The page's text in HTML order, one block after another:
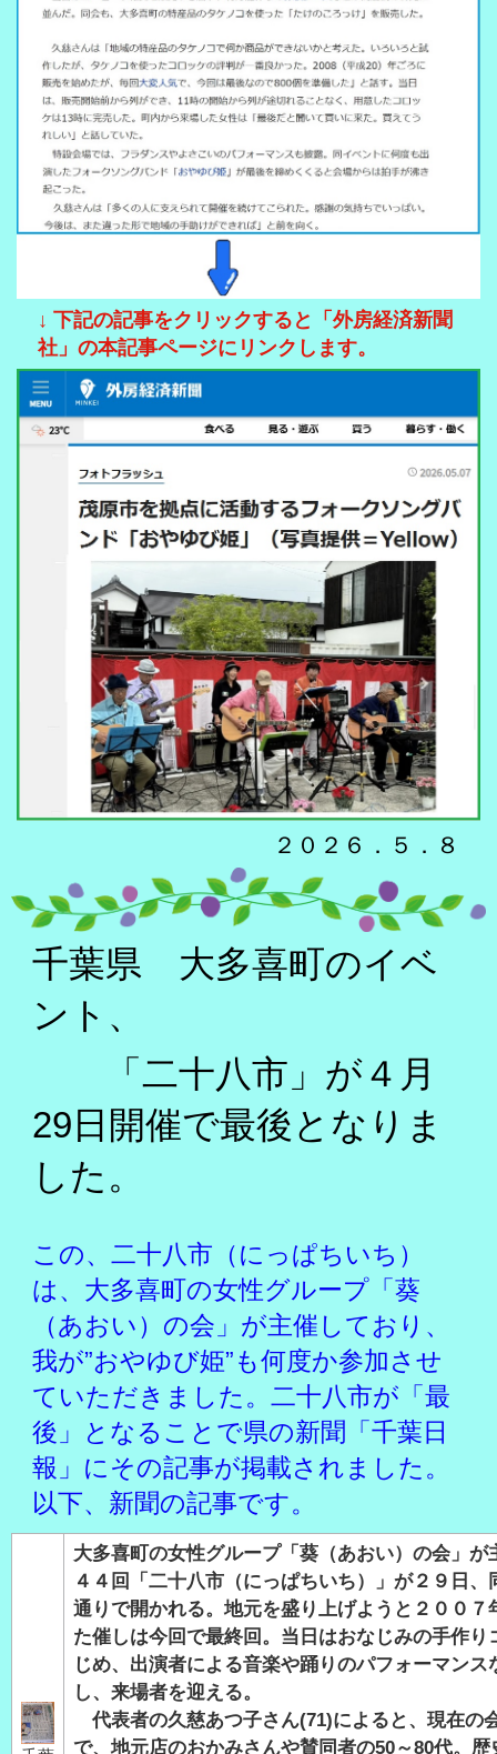
↓ 下記の記事をクリックすると「外房経済新聞
社」の本記事ページにリンクします。
２０２６．５．８
千葉県 大多喜町のイベ
ント、
「二十八市」が４月
29日開催で最後となりま
した。
この、二十八市（にっぱちいち）
は、大多喜町の女性グループ「葵
（あおい）の会」が主催しており、
我が”おやゆび姫”も何度か参加させ
ていただきました。二十八市が「最
後」となることで県の新聞「千葉日
報」にその記事が掲載されました。
以下、新聞の記事です。
大多喜町の女性グループ「葵（あおい）の会」が
４４回「二十八市（にっぱちいち）」が２９日、
通りで開かれる。地元を盛り上げようと２００７
た催しは今回で最終回。当日はおなじみの手作り
じめ、出演者による音楽や踊りのパフォーマンス
し、来場者を迎える。
代表者の久慈あつ子さん(71)によると、現在の
で、地元店のおかみさんや賛同者の50～80代。歴